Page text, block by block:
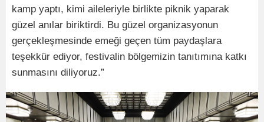
kamp yaptı, kimi aileleriyle birlikte piknik yaparak
güzel anılar biriktirdi. Bu güzel organizasyonun
gerçekleşmesinde emeği geçen tüm paydaşlara
teşekkür ediyor, festivalin bölgemizin tanıtımına katkı
sunmasını diliyoruz.”